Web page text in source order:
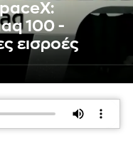
100 -
εισροές